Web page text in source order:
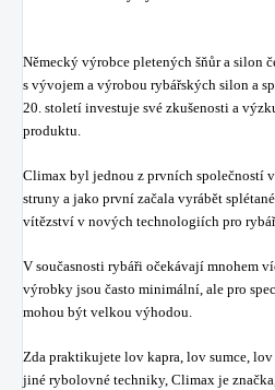
Německý výrobce pletených šňůr a silon
s vývojem a výrobou rybářských silon a
20. století investuje své zkušenosti a
produktu.
Climax byl jednou z prvních společností
struny a jako první začala vyrábět
vítězství v nových technologiích pro
V současnosti rybáři očekávají mnohem
výrobky jsou často minimální, ale pro
mohou být velkou výhodou.
Zda praktikujete lov kapra, lov sumce,
jiné rybolovné techniky, Climax je